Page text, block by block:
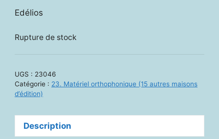
Edélios
Rupture de stock
UGS : 23046
Catégorie : 23. Matériel orthophonique (15 autres maisons
d’édition)
Description